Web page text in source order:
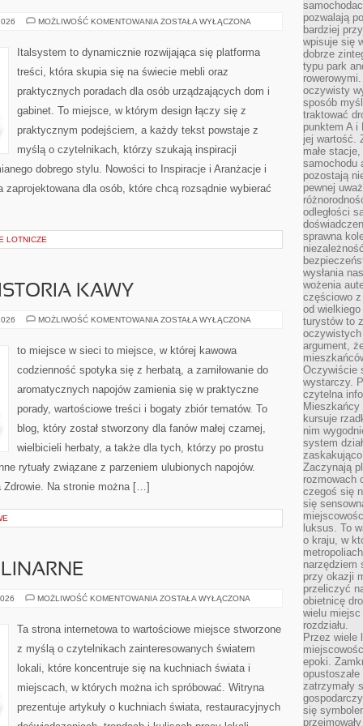
MOŻLIWOŚĆ KOMENTOWANIA INSPIRACJE
ZOSTAŁA WYŁĄCZONA
Italsystem to dynamicznie rozwijająca się platforma
treści, która skupia się na świecie mebli oraz
praktycznych poradach dla osób urządzających dom i
gabinet. To miejsce, w którym design łączy się z
praktycznym podejściem, a każdy tekst powstaje z
myślą o czytelnikach, którzy szukają inspiracji
dobrego stylu. Nowości to Inspiracje i Aranżacje i
zaprojektowana dla osób, które chcą rozsądnie wybierać
LOTNICZE
KAWY
MOŻLIWOŚĆ KOMENTOWANIA CIEKAWOSTKI
KAWY
ZOSTAŁA WYŁĄCZONA
to miejsce w sieci to miejsce, w której kawowa
codzienność spotyka się z herbatą, a zamiłowanie do
aromatycznych napojów zamienia się w praktyczne
porady, wartościowe treści i bogaty zbiór tematów. To
blog, który został stworzony dla fanów małej czarnej,
wielbicieli herbaty, a także dla tych, którzy po prostu
rytuały związane z parzeniem ulubionych napojów.
Zdrowie. Na stronie można […]
MOŻLIWOŚĆ KOMENTOWANIA CIEKAWOSTKI
ZOSTAŁA WYŁĄCZONA
Ta strona internetowa to wartościowe miejsce stworzone
z myślą o czytelnikach zainteresowanych światem
lokali, które koncentruje się na kuchniach świata i
miejscach, w których można ich spróbować. Witryna
prezentuje artykuły o kuchniach świata, restauracyjnych
pozwalają
bardziej
wpisuje się
dobrze
typu park
oczywisty
sposób
traktować
punktem A i
jej wartość.
małe
samochodu
pozostają
pewnej
odległości
sprawna
wysłania
wożenia
częściowo
od
turystów to
oczywistych
argument,
Oczywiście
wystarczy.
czytelna
kursuje
nim
system
Zaczynają
rozmowach
czegoś się
się
luksus. To
o kraju, w
narzędziem
przy okazji
przeliczyć
obietnicę
wielu miejsc
rozdziału.
Przez wiele
epoki.
zatrzymały
się